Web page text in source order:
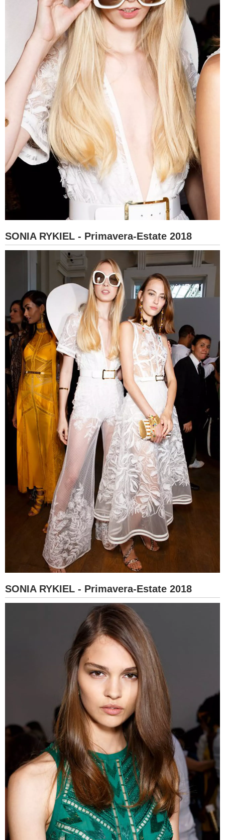
SONIA RYKIEL - Primavera-Estate 2018
SONIA RYKIEL - Primavera-Estate 2018